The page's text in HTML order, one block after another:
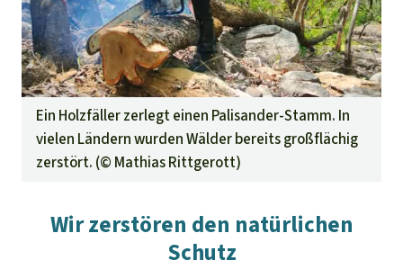
Ein Holzfäller zerlegt einen Palisander-Stamm. In
vielen Ländern wurden Wälder bereits großflächig
zerstört. (© Mathias Rittgerott)
Wir zerstören den natürlichen
Schutz